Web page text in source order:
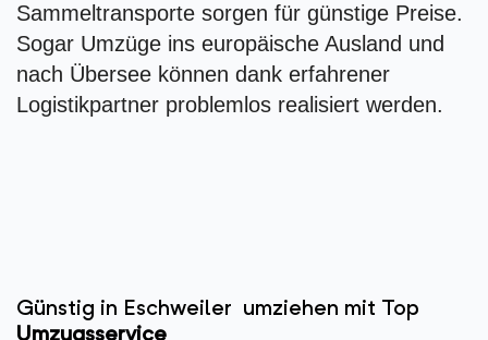
Sammeltransporte sorgen für günstige Preise.
Sogar Umzüge ins europäische Ausland und
nach Übersee können dank erfahrener
Logistikpartner problemlos realisiert werden.
Günstig in Eschweiler umziehen mit Top